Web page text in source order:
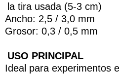
la tira usada (5-3 cm)
Ancho: 2,5 / 3,0 mm
Grosor: 0,3 / 0,5 mm
USO PRINCIPAL
Ideal para experimentos